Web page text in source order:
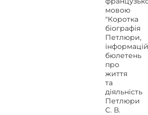
мовою
"Коротка
біографія
Петлюри,
бюлетень
про
життя
та
діяльність
Петлюри
С. В.